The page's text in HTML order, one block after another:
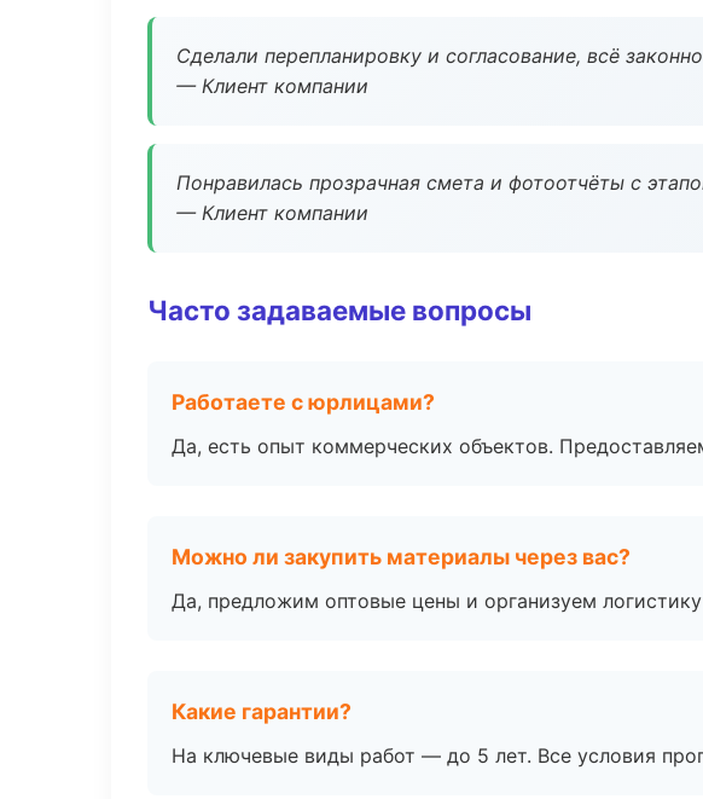
Сделали перепланировку и согласование, всё
— Клиент компании
Понравилась прозрачная смета и фотоотчёты с
— Клиент компании
Часто задаваемые вопросы
Работаете с юрлицами?
Да, есть опыт коммерческих объектов.
Можно ли закупить материалы через вас?
Да, предложим оптовые цены и организуем логистику
Какие гарантии?
На ключевые виды работ — до 5 лет. Все условия